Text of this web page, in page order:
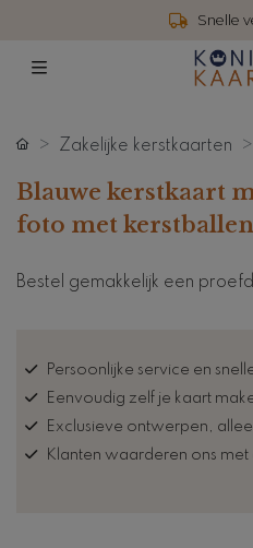
Snelle
Zakelijke kerstkaarten
Blauwe kerstkaart
foto met kerstballen
Bestel gemakkelijk een
Persoonlijke service en
Eenvoudig zelf je kaart
Exclusieve ontwerpen,
Klanten waarderen ons met